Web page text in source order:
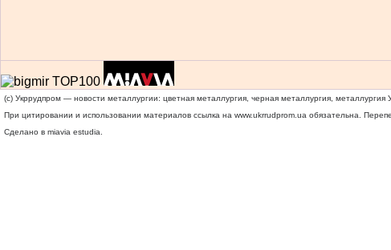
(c) Укррудпром — новости металлургии: цветная металлургия, черная металлургия, металлургия
При цитировании и использовании материалов ссылка на www.ukrrudprom.ua обязательна.
Сделано в miavia estudia.